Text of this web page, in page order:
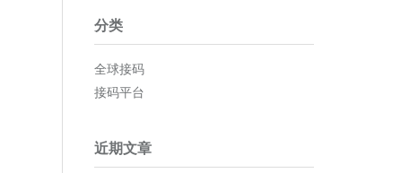
分类
全球接码
接码平台
近期文章